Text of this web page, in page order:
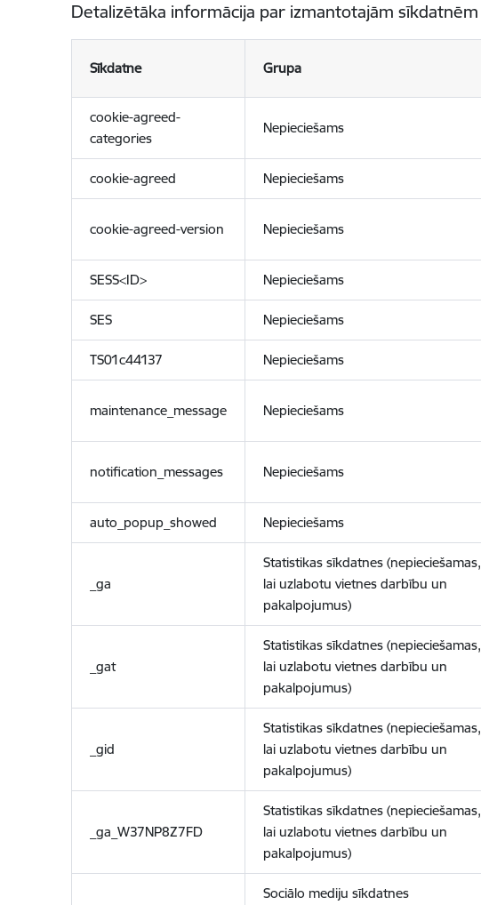
Detalizētāka informācija par izmantotajām sīkdatnēm
Sīkdatne Grupa
cookie-agreed-
categories
Nepieciešams
cookie-agreed Nepieciešams
cookie-agreed-version Nepieciešams
SESS<ID> Nepieciešams
SES Nepieciešams
TS01c44137 Nepieciešams
maintenance_message Nepieciešams
notification_messages Nepieciešams
auto_popup_showed Nepieciešams
_ga
Statistikas sīkdatnes (nepieciešamas,
lai uzlabotu vietnes darbību un
pakalpojumus)
_gat
Statistikas sīkdatnes (nepieciešamas,
lai uzlabotu vietnes darbību un
pakalpojumus)
_gid
Statistikas sīkdatnes (nepieciešamas,
lai uzlabotu vietnes darbību un
pakalpojumus)
_ga_W37NP8Z7FD
Statistikas sīkdatnes (nepieciešamas,
lai uzlabotu vietnes darbību un
pakalpojumus)
Sociālo mediju sīkdatnes